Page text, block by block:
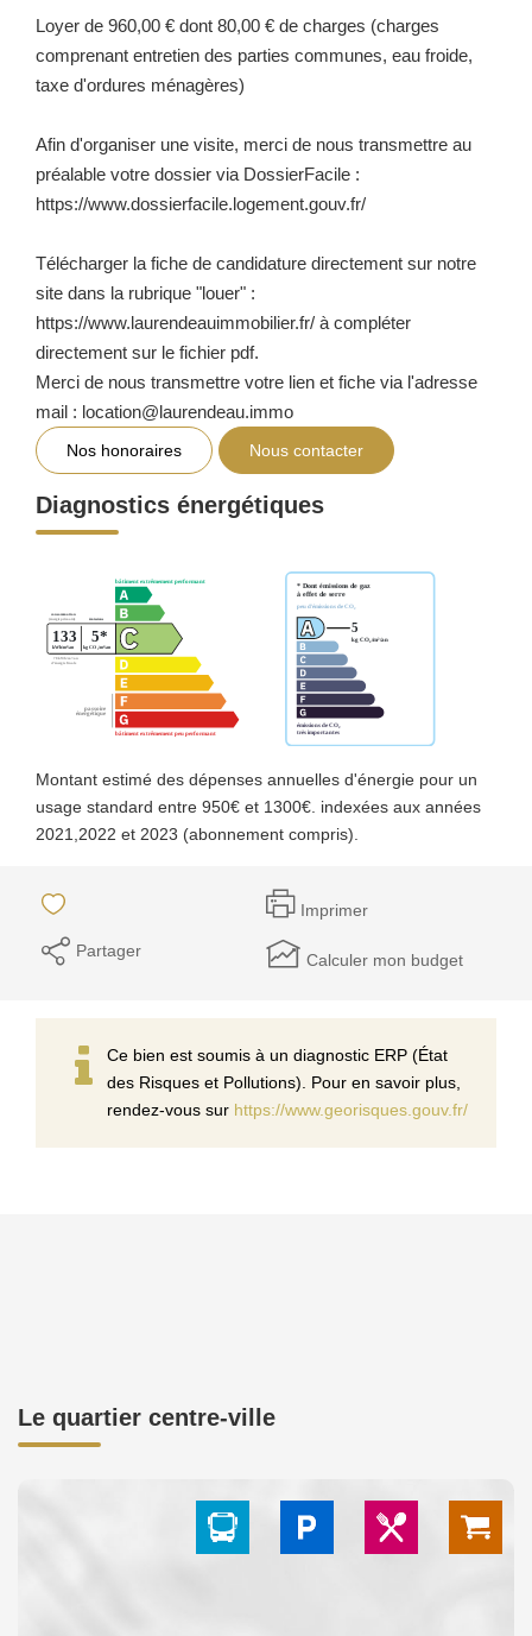
Loyer de 960,00 € dont 80,00 € de charges (charges
comprenant entretien des parties communes, eau froide,
taxe d'ordures ménagères)
Afin d'organiser une visite, merci de nous transmettre au
préalable votre dossier via DossierFacile :
https://www.dossierfacile.logement.gouv.fr/
Télécharger la fiche de candidature directement sur notre
site dans la rubrique "louer" :
https://www.laurendeauimmobilier.fr/ à compléter
directement sur le fichier pdf.
Merci de nous transmettre votre lien et fiche via l'adresse
mail : location@laurendeau.immo
Nos honoraires Nous contacter
Diagnostics énergétiques
Montant estimé des dépenses annuelles d'énergie pour un
usage standard entre 950€ et 1300€. indexées aux années
2021,2022 et 2023 (abonnement compris).
Imprimer
Partager Calculer mon budget
Ce bien est soumis à un diagnostic ERP (État
des Risques et Pollutions). Pour en savoir plus,
rendez-vous sur https://www.georisques.gouv.fr/
Le quartier centre-ville